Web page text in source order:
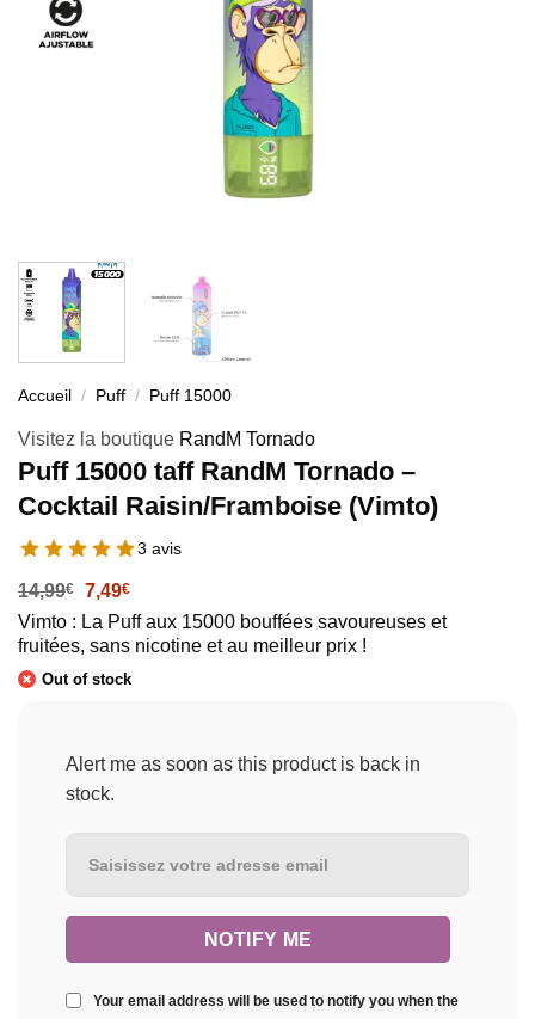
Accueil / Puff / Puff 15000
Visitez la boutique RandM Tornado
Puff 15000 taff RandM Tornado –
Cocktail Raisin/Framboise (Vimto)
3 avis
14,99€
Le
initial
était :
7,49€Le
actuel
est :
Vimto : La Puff aux 15000 bouffées savoureuses et
fruitées, sans nicotine et au meilleur prix !
Out of stock
Alert me as soon as this product is back in
stock.
Your email address will be used to notify you when the